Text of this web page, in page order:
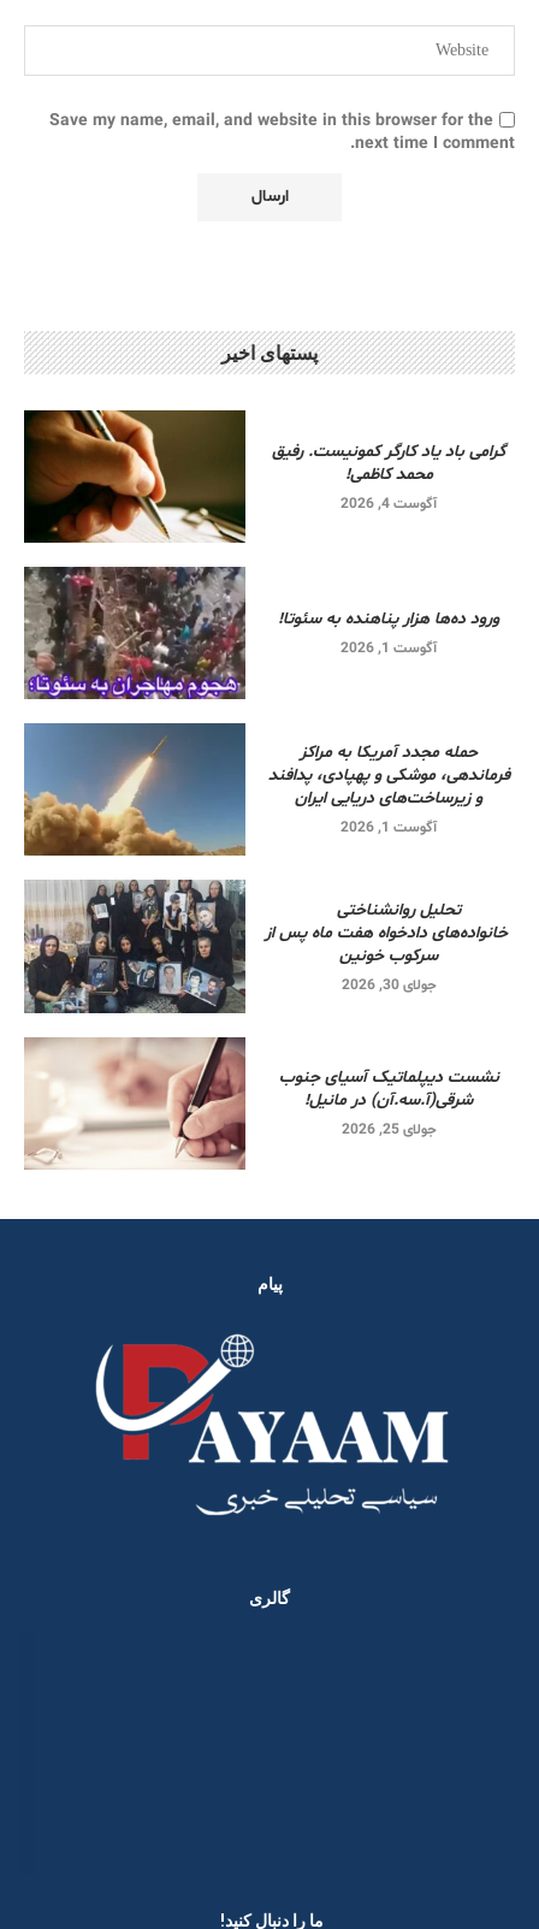
Save my name, email, and website in this browser for the
next time I comment.
پستهای اخیر
گرامی باد یاد کارگر کمونیست. رفیق
محمد کاظمی!
آگوست 4, 2026
ورود ده‌ها هزار پناهنده به سئوتا!
آگوست 1, 2026
حمله مجدد آمریکا به مراکز
فرماندهی، موشکی و پهپادی، پدافند
و زیرساخت‌های دریایی ایران
آگوست 1, 2026
تحلیل روانشناختی
خانواده‌های دادخواه هفت ماه پس از
سرکوب خونین
جولای 30, 2026
نشست دیپلماتیک آسیای جنوب
شرقی‌(آ.سه.آن) در مانیل!
جولای 25, 2026
پیام
گالری
ما را دنبال کنید! ​